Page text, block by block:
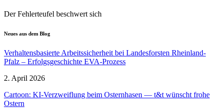
Der Fehler­teufel beschwert sich
Neues aus dem Blog
Verhal­tens­ba­sierte Arbeits­si­cherheit bei Landes­forsten Rheinland-
Pfalz – Erfolgs­ge­schichte EVA-Prozess
2. April 2026
Cartoon: KI-Verzweiflung beim Ostern­hasen — t&t wünscht frohe
Ostern